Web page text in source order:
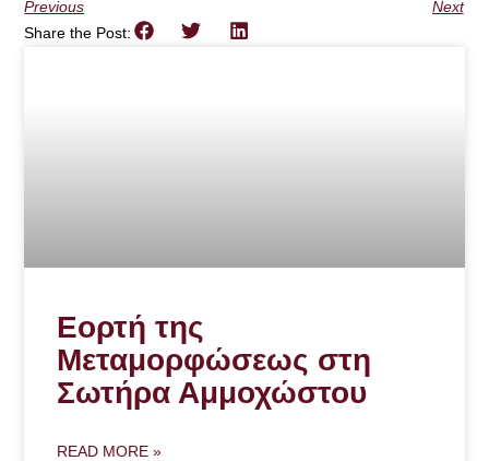
Previous
Next
Share the Post:
Εορτή της
Μεταμορφώσεως στη
Σωτήρα Αμμοχώστου
READ MORE »